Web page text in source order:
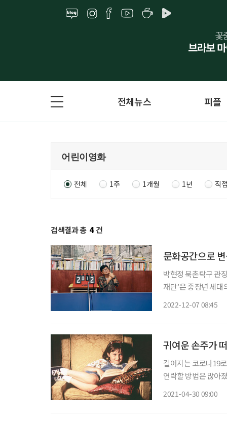
전체뉴스 피플
전체 1주 1개월 1년 직
검색결과 총 4 건
문화공간으로
박현정 북촌탁구 관
재단’은 중장년 세대
2022-12-07 08:45
귀여운 손주가
길어지는 코로나19
연락할 방법은 많아
2021-04-30 09:00